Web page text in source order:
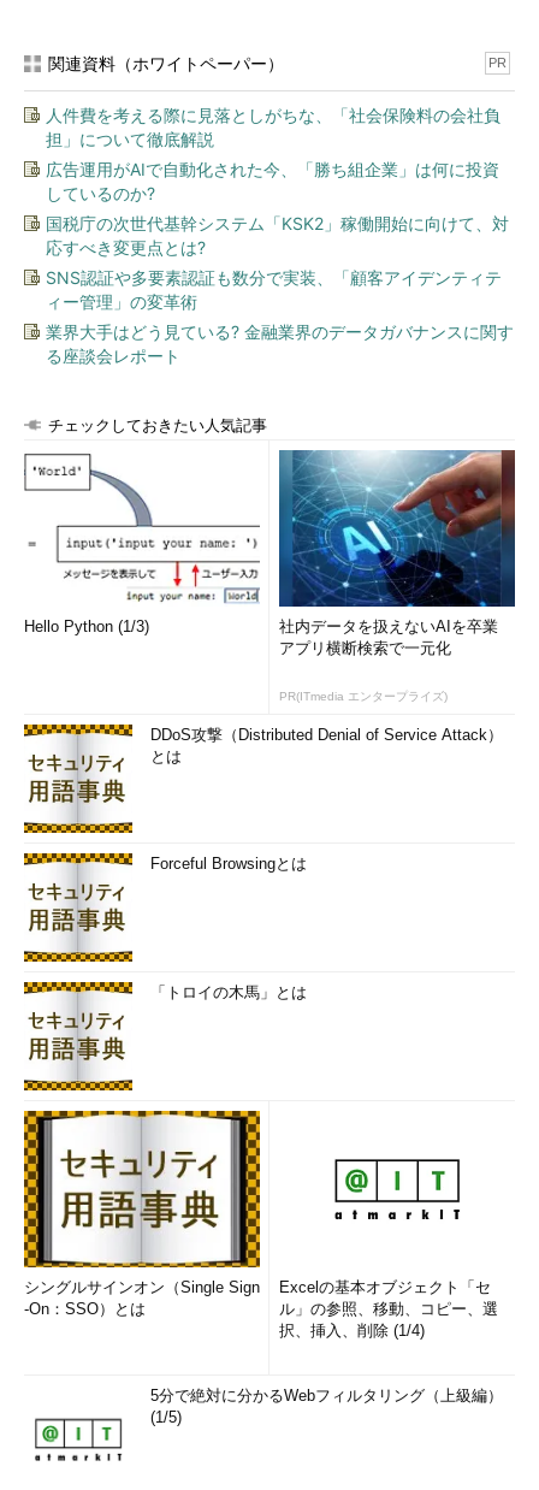
Azure Portal AppはユニバーサルWindowsプラットフォーム
（UWP）アプリではなく、デスクトップアプリ（Win32アプ
リ）であり、
「%LOCALAPPDATA%\Microsoft\AzurePortal\Production\Micro
softAzurePortal.exe」ディレクトリにインストールされます。シ
ステム要件は確認できませんでしたが、Windows 10やWindows
Server 2016／2019はもちろん、Windows 7にもインストールし
て利用できました。
みです。Azure Portal Appは32bitアプリですが、インストーラー
が64bitになっていました。
実は、2019年4月末ごろから、AzureポータルまたはAzureプレ
ビューポータルに「Internet Explorer（IE）11」でアクセスする
と、上記のいずれかのWebページにリダイレクトされるようにな
画面5）。
画面5
ernet Explorer 11でアクセスすると、「app/Welcome」のW
ebサイトにリダイレクトされてAzure Portal Appが案内され
る
現行のAzureポータルは、ほとんどのデスクトップPCやノート
ブックPC、タブレットデバイスの主要なWebブラウザから利用
できます。以下の公式ドキュメントにあるように、IE 11は、
Microsoft Edge、Google Chrome、Mozilla Firefox、Apple
Safariの最新バージョンと同じく、推奨されるWebブラウザにリ
ストされています。
Azure Portal Appが案内されるからといって、IE 11の使用がサ
ポートされなくなるわけではありません。しかし、将来的には推
奨されなくなる可能性はあります。Azure Portal Appはそのとき
を想定してのプレビュー提供という意味合いがあるのかもしれま
せん。
Azure Portal App（プレビュー）のアンインストール
現在のAzure Portal Appには、アンインストール機能が見当た
関連資料（ホワイトペーパー） PR
人件費を考える際に見落としがちな、「社会保険料の会社負
担」について徹底解説
広告運用がAIで自動化された今、「勝ち組企業」は何に投資
しているのか?
国税庁の次世代基幹システム「KSK2」稼働開始に向けて、対
応すべき変更点とは?
SNS認証や多要素認証も数分で実装、「顧客アイデンティテ
ィー管理」の変革術
業界大手はどう見ている? 金融業界のデータガバナンスに関す
る座談会レポート
チェックしておきたい人気記事
Hello Python (1/3)
社内データを扱えないAIを卒業
アプリ横断検索で一元化
PR(ITmedia エンタープライズ)
DDoS攻撃（Distributed Denial of Service Attack）
とは
Forceful Browsingとは
「トロイの木馬」とは
シングルサインオン（Single Sign
-On：SSO）とは
Excelの基本オブジェクト「セ
ル」の参照、移動、コピー、選
択、挿入、削除 (1/4)
5分で絶対に分かるWebフィルタリング（上級編）
(1/5)